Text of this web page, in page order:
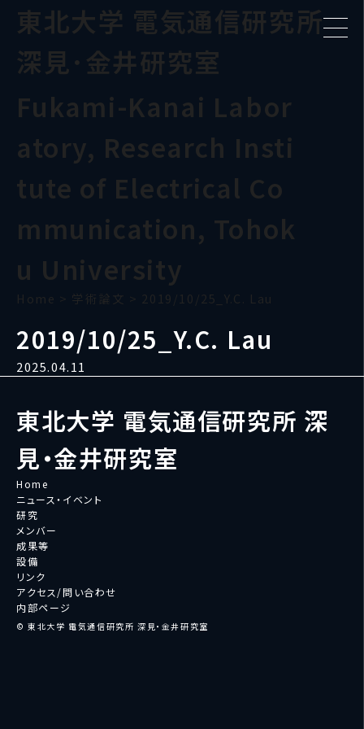
東北大学 電気通信研究所
深見･金井研究室
Fukami-Kanai Labor
atory, Research Insti
tute of Electrical Co
mmunication, Tohok
u University
Home > 学術論文 > 2019/10/25_Y.C. Lau
2019/10/25_Y.C. Lau
2025.04.11
東北大学 電気通信研究所 深
見・金井研究室
Home
ニュース・イベント
研究
メンバー
成果等
設備
リンク
アクセス/問い合わせ
内部ページ
© 東北大学 電気通信研究所 深見・金井研究室